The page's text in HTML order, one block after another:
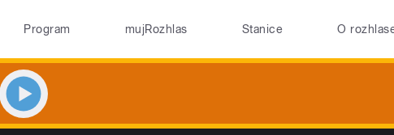
Program mujRozhlas Stanice O